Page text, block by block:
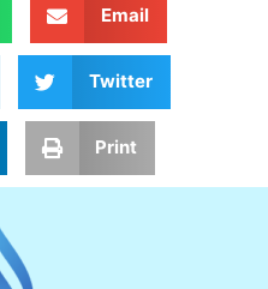
Email
Twitter
Print